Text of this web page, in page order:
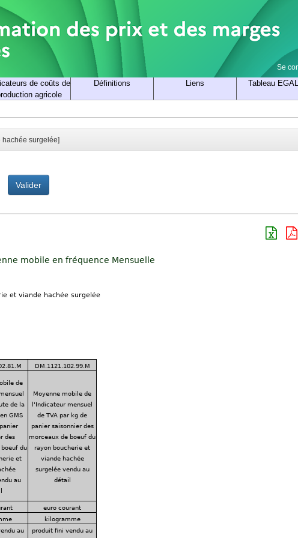
Se
de coûts de
agricole
Définitions Liens Tableau
hachée surgelée]
Valider